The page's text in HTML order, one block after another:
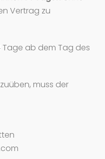
Vertrag zu
Tage ab dem Tag des
muss der